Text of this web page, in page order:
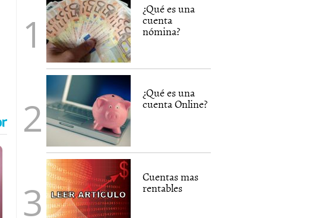
¿Qué es una
cuenta
nómina?
¿Qué es una
cuenta Online?
Cuentas mas
rentables